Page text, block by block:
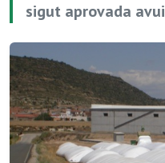
sigut aprovada